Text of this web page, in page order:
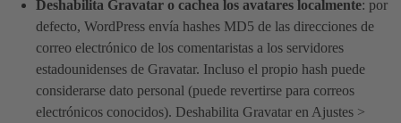
Deshabilita Gravatar o cachea los avatares localmente: por
defecto, WordPress envía hashes MD5 de las direcciones de
correo electrónico de los comentaristas a los servidores
estadounidenses de Gravatar. Incluso el propio hash puede
considerarse dato personal (puede revertirse para correos
electrónicos conocidos). Deshabilita Gravatar en Ajustes >